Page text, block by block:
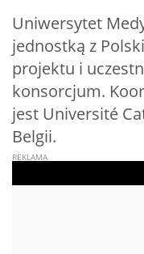
Uniwersytet
jednostką z
projektu i
konsorcjum.
jest Université
Belgii.